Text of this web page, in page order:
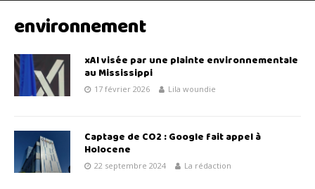
environnement
xAI visée par une plainte environnementale
au Mississippi
17 février 2026 Lila woundie
Captage de CO2 : Google fait appel à
Holocene
22 septembre 2024 La rédaction